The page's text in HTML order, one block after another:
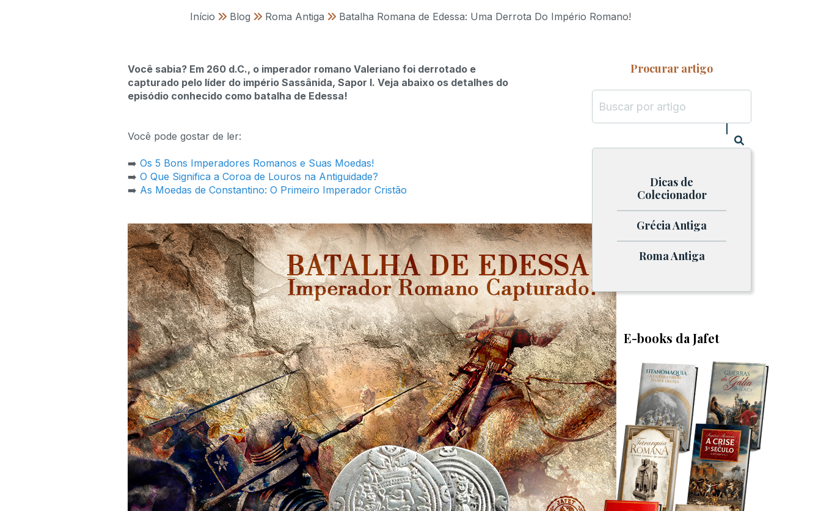
Início » Blog » Roma Antiga » Batalha Romana de Edessa: Uma Derrota Do Império Romano!
Você sabia? Em 260 d.C., o imperador romano Valeriano foi derrotado e
capturado pelo líder do império Sassânida, Sapor I. Veja abaixo os detalhes do
episódio conhecido como batalha de Edessa!
Você pode gostar de ler:
➡️ Os 5 Bons Imperadores Romanos e Suas Moedas!
➡️ O Que Significa a Coroa de Louros na Antiguidade?
➡️ As Moedas de Constantino: O Primeiro Imperador Cristão
Procurar artigo
Dicas de
Colecionador
Grécia Antiga
Roma Antiga
E-books da Jafet